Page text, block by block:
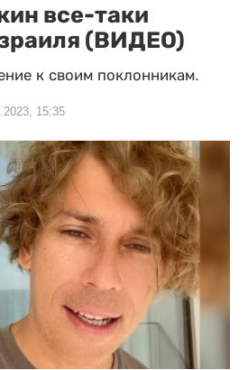
все-таки
(ВИДЕО)
к своим поклонникам.
15:35